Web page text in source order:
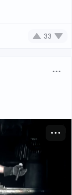
кайзер
YouTube
33